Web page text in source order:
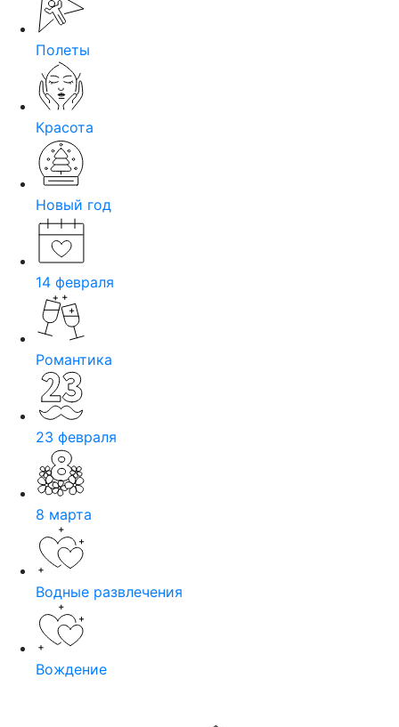
Полеты
Красота
Новый год
14 февраля
Романтика
23 февраля
8 марта
Водные развлечения
Вождение